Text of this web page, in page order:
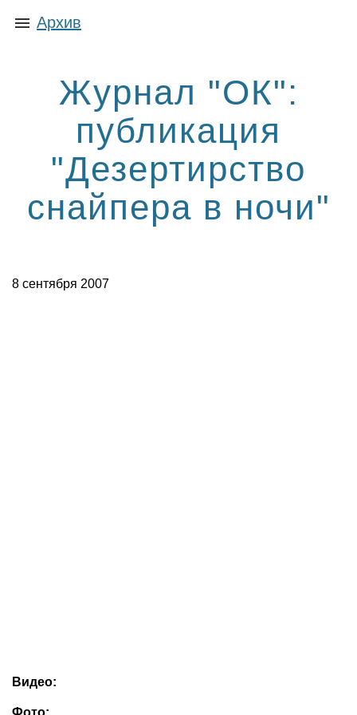
Архив
Журнал "ОК":
публикация
"Дезертирство
снайпера в ночи"
8 сентября 2007
Видео:
Фото: